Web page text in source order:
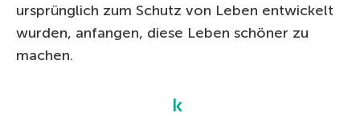
ursprünglich zum Schutz von Leben entwickelt
wurden, anfangen, diese Leben schöner zu
machen.